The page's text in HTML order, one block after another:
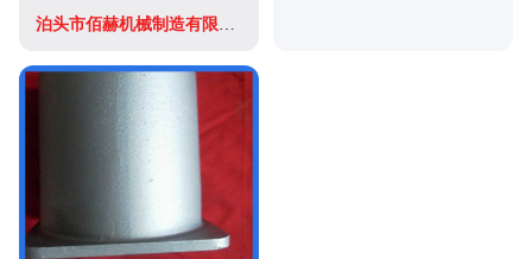
泊头市佰赫机械制造有限公司